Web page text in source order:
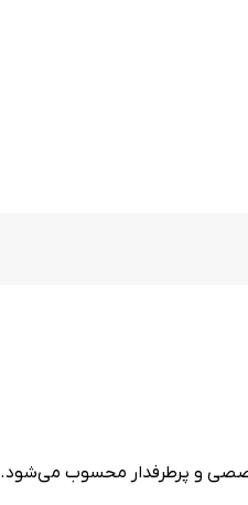
تخصصی و پرطرفدار محسوب می‌شود.